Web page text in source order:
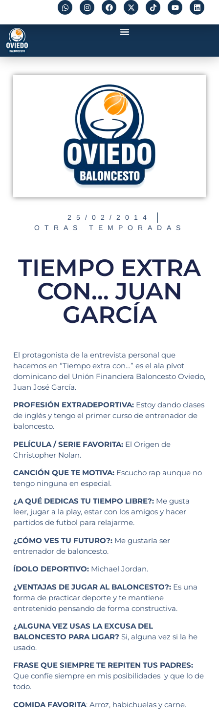
25/02/2014
OTRAS TEMPORADAS
TIEMPO EXTRA
CON… JUAN
GARCÍA
El protagonista de la entrevista personal que
hacemos en “Tiempo extra con…” es el ala pívot
dominicano del Unión Financiera Baloncesto Oviedo,
Juan José García.
PROFESIÓN EXTRADEPORTIVA: Estoy dando clases
de inglés y tengo el primer curso de entrenador de
baloncesto.
PELÍCULA / SERIE FAVORITA:El Origen de
Christopher Nolan.
CANCIÓN QUE TE MOTIVA: Escucho rap aunque no
tengo ninguna en especial.
¿A QUÉ DEDICAS TU TIEMPO LIBRE?:Me gusta
leer, jugar a la play, estar con los amigos y hacer
partidos de futbol para relajarme.
¿CÓMO VES TU FUTURO?: Me gustaría ser
entrenador de baloncesto.
ÍDOLO DEPORTIVO: Michael Jordan.
¿VENTAJAS DE JUGAR AL BALONCESTO?:Es una
forma de practicar deporte y te mantiene
entretenido pensando de forma constructiva.
¿ALGUNA VEZ USAS LA EXCUSA DEL
BALONCESTO PARA LIGAR? Si, alguna vez si la he
usado.
FRASE QUE SIEMPRE TE REPITEN TUS PADRES:
Que confíe siempre en mis posibilidades y que lo de
todo.
COMIDA FAVORITA: Arroz, habichuelas y carne.